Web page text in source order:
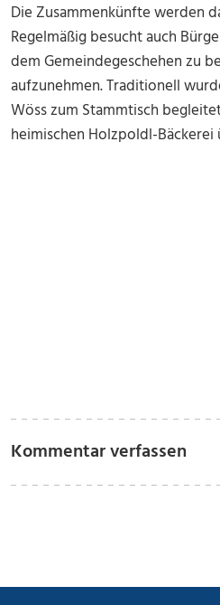
Die Zusammenkünfte werden
Regelmäßig besucht auch
dem Gemeindegeschehen zu
aufzunehmen. Traditionell
Wöss zum Stammtisch
heimischen Holzpoldl-Bäckerei
Kommentar verfassen